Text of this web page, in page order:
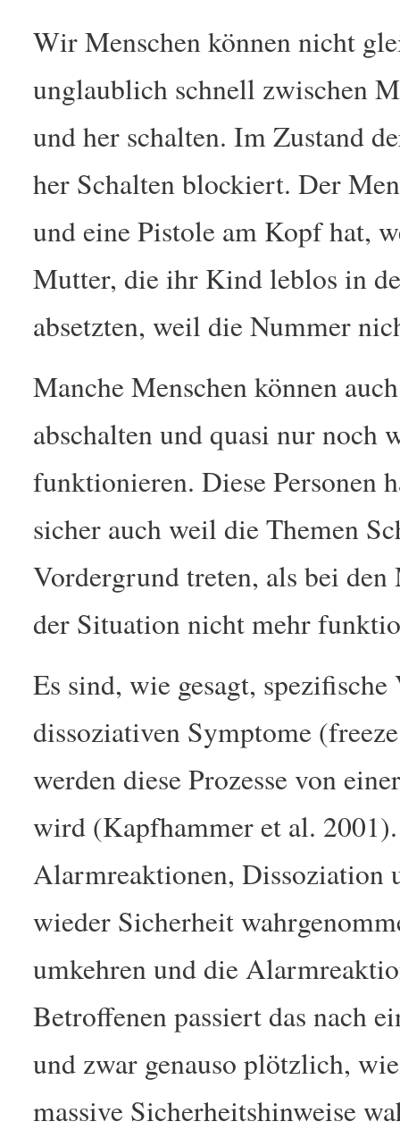
Wir Menschen können nicht
unglaublich schnell zwischen
und her schalten. Im Zustand
her Schalten blockiert. Der
und eine Pistole am Kopf hat,
Mutter, die ihr Kind leblos in
absetzten, weil die Nummer
Manche Menschen können
abschalten und quasi nur
funktionieren. Diese Personen
sicher auch weil die Themen
Vordergrund treten, als bei
der Situation nicht mehr
Es sind, wie gesagt,
dissoziativen Symptome
werden diese Prozesse von
wird (Kapfhammer et al.
Alarmreaktionen, Dissoziation
wieder Sicherheit
umkehren und die
Betroffenen passiert das nach
und zwar genauso plötzlich,
massive Sicherheitshinweise